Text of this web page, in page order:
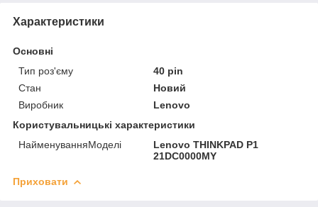
Характеристики
Основні
Тип роз'єму
40 pin
Стан
Новий
Виробник
Lenovo
Користувальницькі характеристики
НайменуванняМоделі
Lenovo THINKPAD P1
21DC0000MY
Приховати